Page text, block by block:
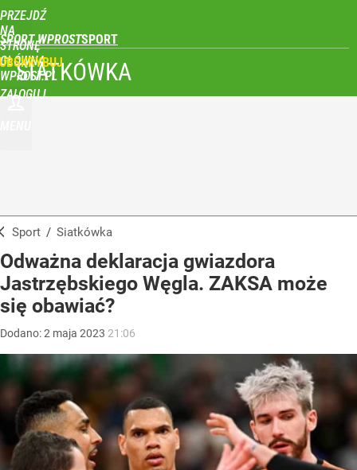
PRZEJDŹ
NA
STRONĘ
GŁÓWNĄ
WPROST.PL
SPORT WPROST
ZALOGUJ
SIATKÓWKA
Sport / Siatkówka
Odważna deklaracja gwiazdora
Jastrzębskiego Węgla. ZAKSA może
się obawiać?
Dodano:2 maja 2023 21:06